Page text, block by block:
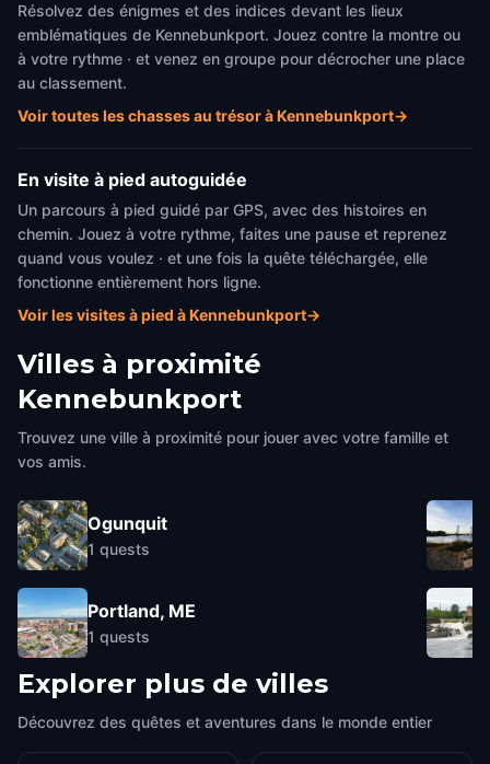
Résolvez des énigmes et des indices devant les lieux
emblématiques de Kennebunkport. Jouez contre la montre ou
à votre rythme · et venez en groupe pour décrocher une place
au classement.
Voir toutes les chasses au trésor à Kennebunkport→
En visite à pied autoguidée
Un parcours à pied guidé par GPS, avec des histoires en
chemin. Jouez à votre rythme, faites une pause et reprenez
quand vous voulez · et une fois la quête téléchargée, elle
fonctionne entièrement hors ligne.
Voir les visites à pied à Kennebunkport→
Villes à proximité
Kennebunkport
Trouvez une ville à proximité pour jouer avec votre famille et
vos amis.
Ogunquit
1 quests
Portland, ME
1 quests
Explorer plus de villes
Découvrez des quêtes et aventures dans le monde entier